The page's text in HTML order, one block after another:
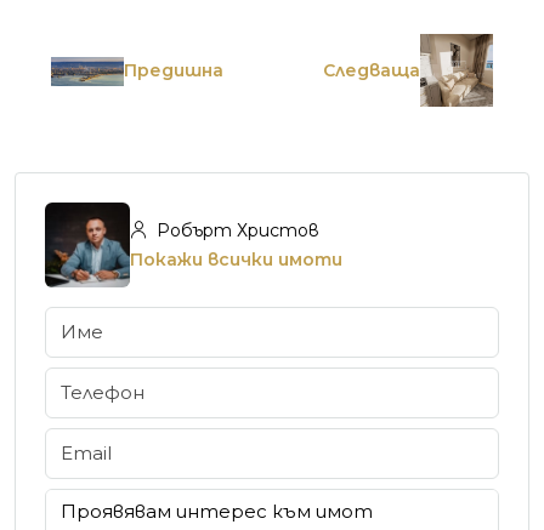
Предишна Следваща
Робърт Христов
Покажи всички имоти